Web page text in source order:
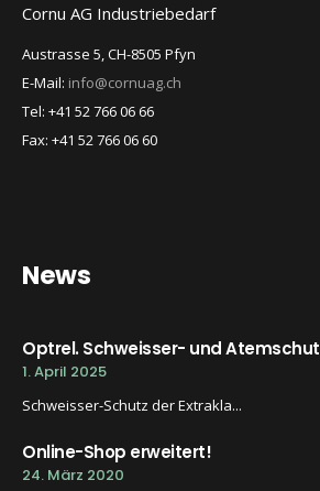
Cornu AG Industriebedarf
Austrasse 5, CH-8505 Pfyn
E-Mail: info@cornuag.ch
Tel: +41 52 766 06 66
Fax: +41 52 766 06 60
News
Optrel. Schweisser- und
1. April 2025
Schweisser-Schutz der Extrakla...
Online-Shop erweitert!
24. März 2020